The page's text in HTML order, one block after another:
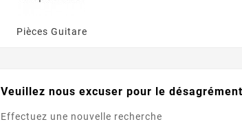
Pièces Guitare
Veuillez nous excuser pour le
Effectuez une nouvelle recherche